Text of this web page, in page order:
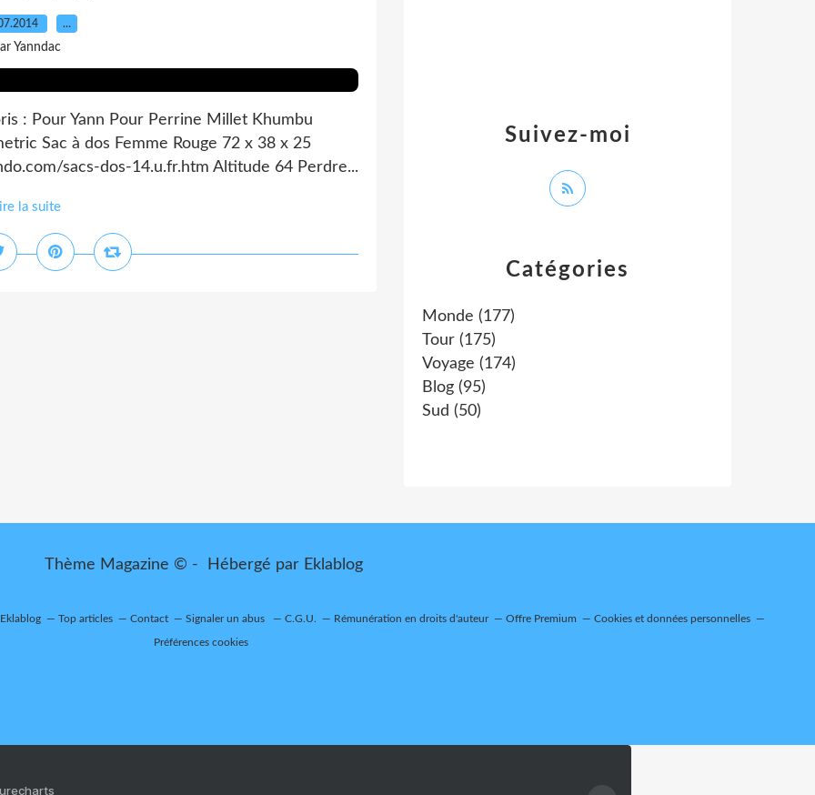
…
Yanndac
: Pour Yann Pour Perrine Millet Khumbu
Sac à dos Femme Rouge 72 x 38 x 25
sacs-dos-14.u.fr.htm Altitude 64 Perdre...
la suite
Catégories
Monde (177)
Tour (175)
Voyage (174)
Blog (95)
Sud (50)
Suivez-moi
Thème Magazine © - Hébergé par Eklablog
Top articles Contact Signaler un abus C.G.U. Rémunération en droits d'auteur Offre Premium Cookies et données personnelles
Préférences cookies